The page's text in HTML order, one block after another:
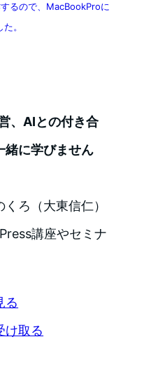
るので、MacBookProに
。
、AIとの付き合
緒に学びません
ろ（大東信仁）
講座やセミナ
る
け取る